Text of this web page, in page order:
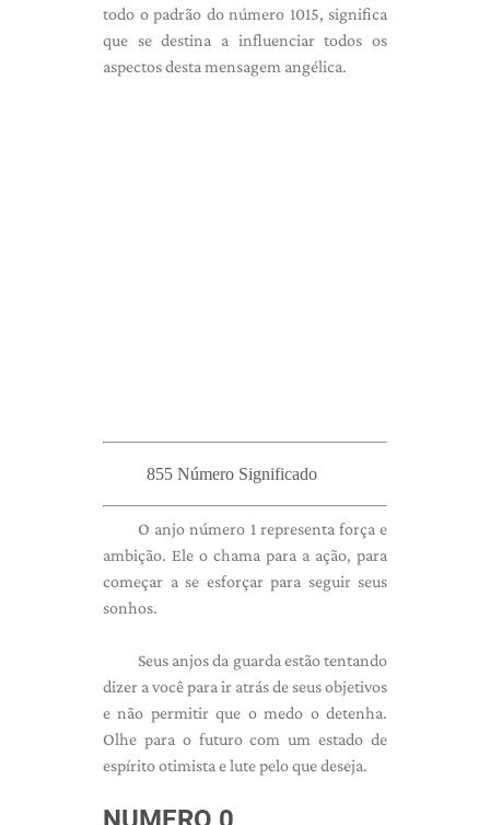
todo o padrão do número 1015, significa
que se destina a influenciar todos os
aspectos desta mensagem angélica.
855 Número Significado
O anjo número 1 representa força e
ambição. Ele o chama para a ação, para
começar a se esforçar para seguir seus
sonhos.
Seus anjos da guarda estão tentando
dizer a você para ir atrás de seus objetivos
e não permitir que o medo o detenha.
Olhe para o futuro com um estado de
espírito otimista e lute pelo que deseja.